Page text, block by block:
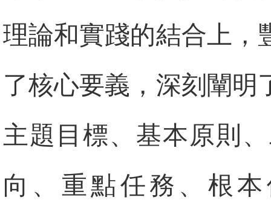
理論和實踐的結合上，
了核心要義，深刻闡明
主題目標、基本原則
向、重點任務、根